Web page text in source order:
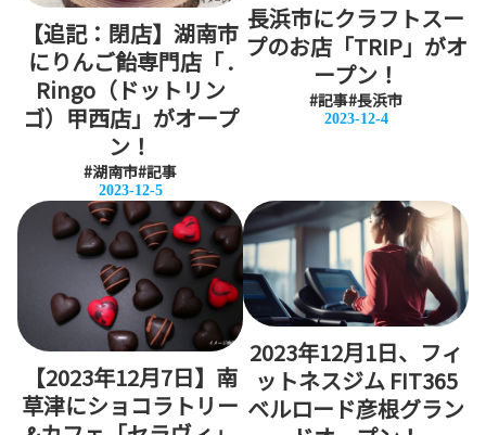
【追記：閉店】湖南市
にりんご飴専門店「 .
Ringo（ドットリン
ゴ）甲西店」がオープ
ン！
#湖南市#記事
2023-12-5
長浜市にクラフトスー
プのお店「TRIP」がオ
ープン！
#記事#長浜市
2023-12-4
【2023年12月7日】南
草津にショコラトリー
2023年12月1日、フィ
ットネスジム FIT365
ベルロード彦根グラン